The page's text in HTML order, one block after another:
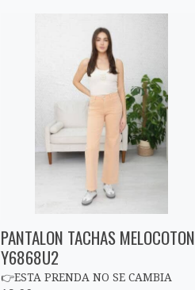
PANTALON TACHAS MELOCOTON
Y6868U2
👉ESTA PRENDA NO SE CAMBIA